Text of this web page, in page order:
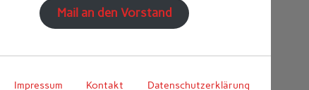
Mail an den Vorstand
Impressum Kontakt Datenschutzerklärung